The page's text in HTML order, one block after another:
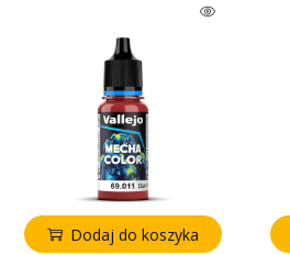
Dodaj do koszyka